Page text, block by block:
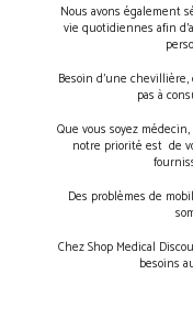
Nous avons également
vie quotidiennes afin
Besoin d’une
pas à
Que vous soyez
notre priorité est de
Des problèmes de
Chez Shop Medical
besoins